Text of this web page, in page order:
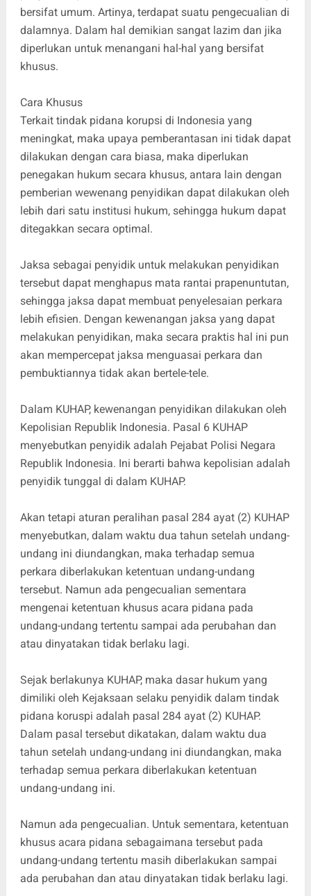
bersifat umum. Artinya, terdapat suatu pengecualian di
dalamnya. Dalam hal demikian sangat lazim dan jika
diperlukan untuk menangani hal-hal yang bersifat
khusus.
Cara Khusus
Terkait tindak pidana korupsi di Indonesia yang
meningkat, maka upaya pemberantasan ini tidak dapat
dilakukan dengan cara biasa, maka diperlukan
penegakan hukum secara khusus, antara lain dengan
pemberian wewenang penyidikan dapat dilakukan oleh
lebih dari satu institusi hukum, sehingga hukum dapat
ditegakkan secara optimal.
Jaksa sebagai penyidik untuk melakukan penyidikan
tersebut dapat menghapus mata rantai prapenuntutan,
sehingga jaksa dapat membuat penyelesaian perkara
lebih efisien. Dengan kewenangan jaksa yang dapat
melakukan penyidikan, maka secara praktis hal ini pun
akan mempercepat jaksa menguasai perkara dan
pembuktiannya tidak akan bertele-tele.
Dalam KUHAP, kewenangan penyidikan dilakukan oleh
Kepolisian Republik Indonesia. Pasal 6 KUHAP
menyebutkan penyidik adalah Pejabat Polisi Negara
Republik Indonesia. Ini berarti bahwa kepolisian adalah
penyidik tunggal di dalam KUHAP.
Akan tetapi aturan peralihan pasal 284 ayat (2) KUHAP
menyebutkan, dalam waktu dua tahun setelah undang-
undang ini diundangkan, maka terhadap semua
perkara diberlakukan ketentuan undang-undang
tersebut. Namun ada pengecualian sementara
mengenai ketentuan khusus acara pidana pada
undang-undang tertentu sampai ada perubahan dan
atau dinyatakan tidak berlaku lagi.
Sejak berlakunya KUHAP, maka dasar hukum yang
dimiliki oleh Kejaksaan selaku penyidik dalam tindak
pidana koruspi adalah pasal 284 ayat (2) KUHAP.
Dalam pasal tersebut dikatakan, dalam waktu dua
tahun setelah undang-undang ini diundangkan, maka
terhadap semua perkara diberlakukan ketentuan
undang-undang ini.
Namun ada pengecualian. Untuk sementara, ketentuan
khusus acara pidana sebagaimana tersebut pada
undang-undang tertentu masih diberlakukan sampai
ada perubahan dan atau dinyatakan tidak berlaku lagi.